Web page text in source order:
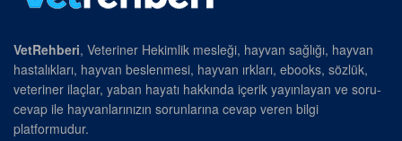
VetRehberi, Veteriner Hekimlik mesleği, hayvan sağlığı, hayvan
hastalıkları, hayvan beslenmesi, hayvan ırkları, ebooks, sözlük,
veteriner ilaçlar, yaban hayatı hakkında içerik yayınlayan ve soru-
cevap ile hayvanlarınızın sorunlarına cevap veren bilgi
platformudur.